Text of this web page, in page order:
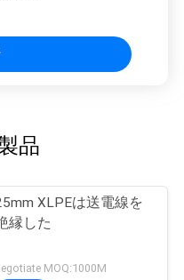
品
XLPEは送電線を
縁した
MOQ:1000M